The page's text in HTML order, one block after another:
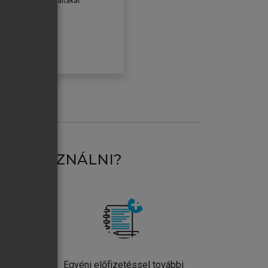
HASZNÁLNI?
Egyéni előfizetéssel további